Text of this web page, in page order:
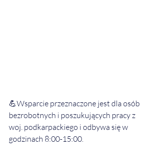
💪Wsparcie przeznaczone jest dla osób
bezrobotnych i poszukujących pracy z
woj. podkarpackiego i odbywa się w
godzinach 8:00-15:00.